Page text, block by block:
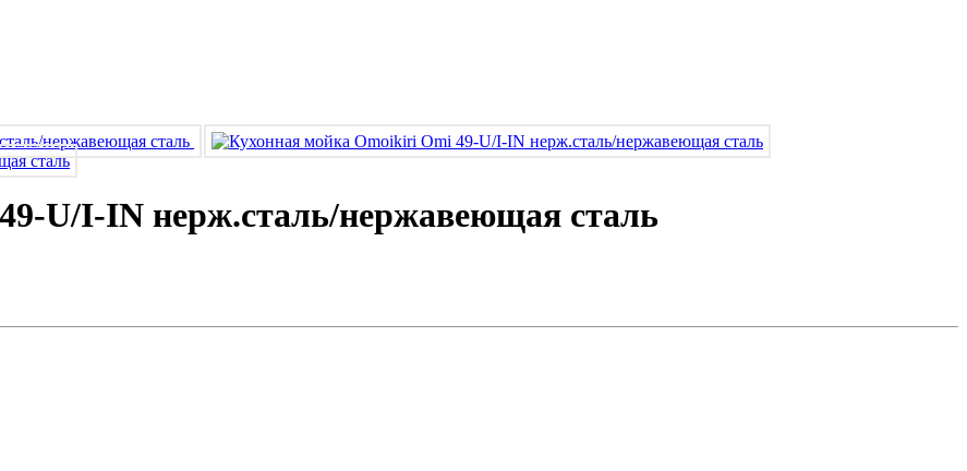
U/I-IN нерж.сталь/нержавеющая сталь